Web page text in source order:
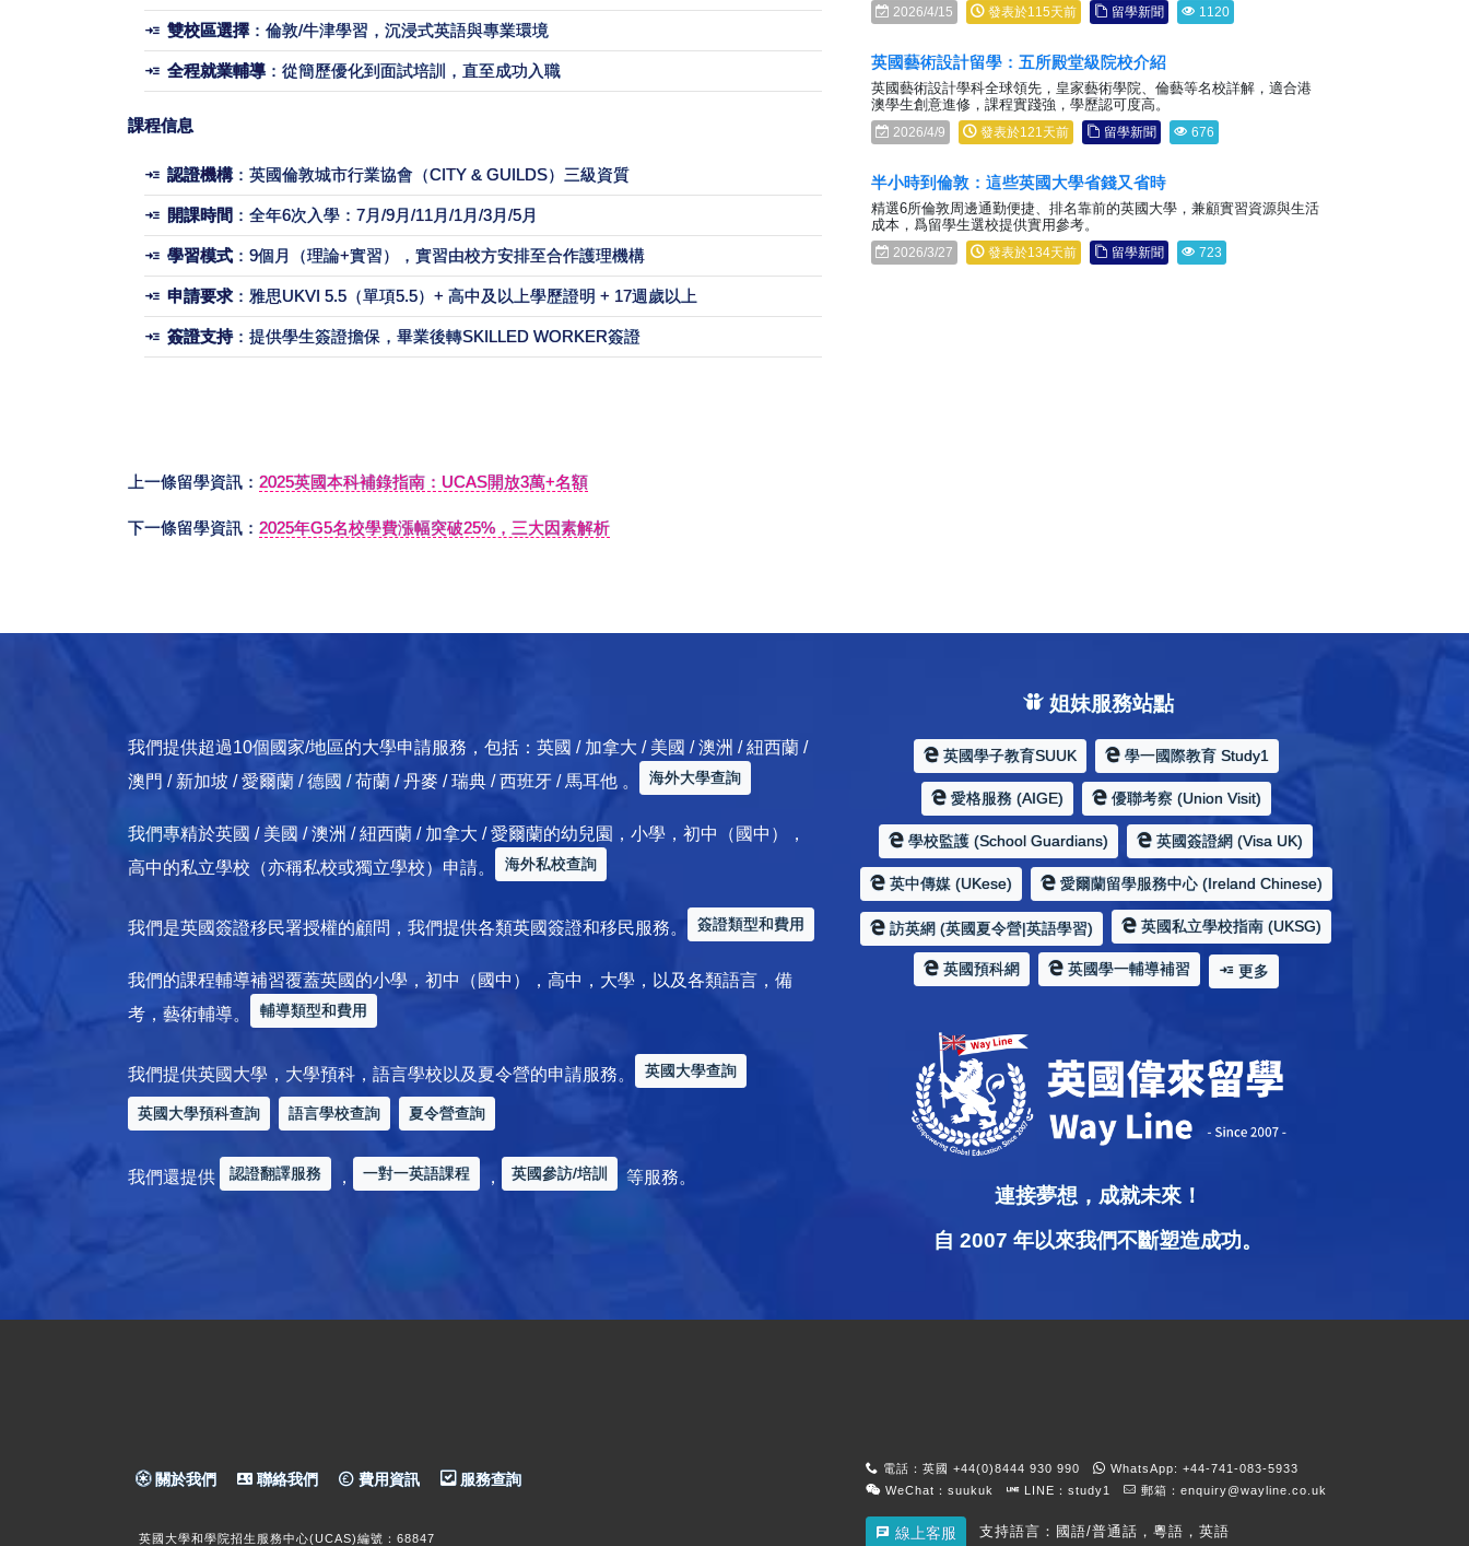
雙校區選擇：倫敦/牛津學習，沉浸式英語與專業環境
全程就業輔導：從簡歷優化到面試培訓，直至成功入職
課程信息
認證機構：英國倫敦城市行業協會（CITY & GUILDS）三級資質
開課時間 ：全年6次入學：7月/9月/11月/1月/3月/5月
學習模式：9個月（理論+實習），實習由校方安排至合作護理機構
申請要求：雅思UKVI 5.5（單項5.5）+ 高中及以上學歷證明 + 17週歲以上
簽證支持：提供學生簽證擔保，畢業後轉SKILLED WORKER簽證
上一條留學資訊： 2025英國本科補錄指南：UCAS開放3萬+名額
下一條留學資訊： 2025年G5名校學費漲幅突破25%，三大因素解析
2026/4/15 發表於115天前 留學新聞 1120
英國藝術設計留學：五所殿堂級院校介紹
英國藝術設計學科全球領先，皇家藝術學院、倫藝等名校詳解，適合港
澳學生創意進修，課程實踐強，學歷認可度高。
2026/4/9 發表於121天前 留學新聞 676
半小時到倫敦：這些英國大學省錢又省時
精選6所倫敦周邊通勤便捷、排名靠前的英國大學，兼顧實習資源與生活
成本，爲留學生選校提供實用參考。
2026/3/27 發表於134天前 留學新聞 723
我們提供超過10個國家/地區的大學申請服務，包括：英國 / 加拿大 / 美國 / 澳洲 / 紐西蘭 /
澳門 / 新加坡 / 愛爾蘭 / 德國 / 荷蘭 / 丹麥 / 瑞典 / 西班牙 / 馬耳他 。
海外大學查詢
我們專精於英國 / 美國 / 澳洲 / 紐西蘭 / 加拿大 / 愛爾蘭的幼兒園，小學，初中（國中），
高中的私立學校（亦稱私校或獨立學校）申請。
海外私校查詢
我們是英國簽證移民署授權的顧問，我們提供各類英國簽證和移民服務。 簽證類型和費用
我們的課程輔導補習覆蓋英國的小學，初中（國中），高中，大學，以及各類語言，備
考，藝術輔導。
輔導類型和費用
我們提供英國大學，大學預科，語言學校以及夏令營的申請服務。 英國大學查詢
英國大學預科查詢 語言學校查詢 夏令營查詢
我們還提供 認證翻譯服務 ， 一對一英語課程 ， 英國參訪/培訓 等服務。
姐妹服務站點
英國學子教育SUUK 學一國際教育 Study1
愛格服務 (AIGE) 優聯考察 (Union Visit)
學校監護 (School Guardians) 英國簽證網 (Visa UK)
英中傳媒 (UKese) 愛爾蘭留學服務中心 (Ireland Chinese)
訪英網 (英國夏令營|英語學習) 英國私立學校指南 (UKSG)
英國預科網 英國學一輔導補習 更多
連接夢想，成就未來！
自 2007 年以來我們不斷塑造成功。
關於我們 聯絡我們 費用資訊 服務查詢
英國大學和學院招生服務中心(UCAS)編號：68847
電話：英國 +44(0)8444 930 990
WhatsApp: +44-741-083-5933
WeChat：suukuk
LINE：study1 郵箱： enquiry@wayline.co.uk
線上客服 支持語言：國語/普通話，粵語，英語